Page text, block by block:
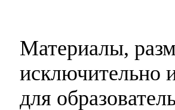
Материалы,
исключительно
для